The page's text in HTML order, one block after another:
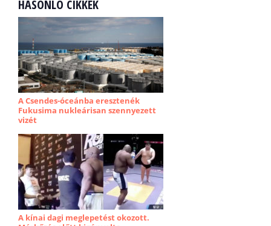
HASONLÓ CIKKEK
A Csendes-óceánba eresztenék
Fukusima nukleárisan szennyezett
vizét
A kínai dagi meglepetést okozott.